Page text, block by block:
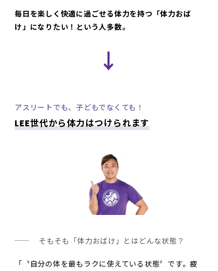
毎日を楽しく快適に過ごせる体力を持つ「体力おば
け」になりたい！という人多数。
↓
アスリートでも、子どもでなくても！
LEE世代から体力はつけられます
そもそも「体力おばけ」とはどんな状態？
「〝自分の体を最もラクに使えている状態〞です。疲